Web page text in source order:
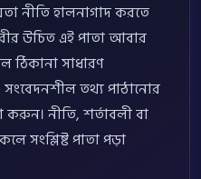
নীতি হালনাগাদ করতে
উচিত এই পাতা আবার
ঠিকানা সাধারণ
সংবেদনশীল তথ্য পাঠানোর
করুন। নীতি, শর্তাবলী বা
সংশ্লিষ্ট পাতা পড়া